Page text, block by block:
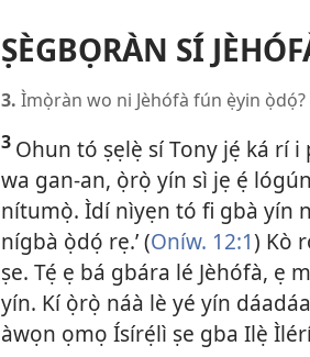
ṢÈGBỌRÀN SÍ
3. Ìmọ̀ràn wo ni Jèhófà fún ẹ̀yin ọ̀dọ́?
3 Ohun tó ṣẹlẹ̀ sí Tony jẹ́ ká rí
wa gan-an, ọ̀rọ̀ yín sì jẹ ẹ́
nítumọ̀. Ìdí nìyẹn tó fi gbà yín
nígbà ọ̀dọ́ rẹ.’ (Oníw. 12:1) Kò
ṣe. Tẹ́ ẹ bá gbára lé Jèhófà, ẹ
yín. Kí ọ̀rọ̀ náà lè yé yín
àwọn ọmọ Ísírẹ́lì ṣe gba Ilẹ̀